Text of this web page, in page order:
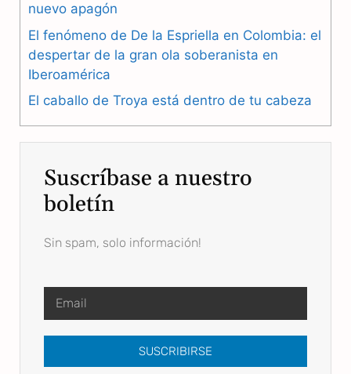
k
nuevo apagón
El fenómeno de De la Espriella en Colombia: el
despertar de la gran ola soberanista en
Iberoamérica
El caballo de Troya está dentro de tu cabeza
Suscríbase a nuestro
boletín
Sin spam, solo información!
SUSCRIBIRSE